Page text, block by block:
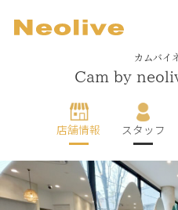
カムバイ
Cam by
店舗情報 スタッフ